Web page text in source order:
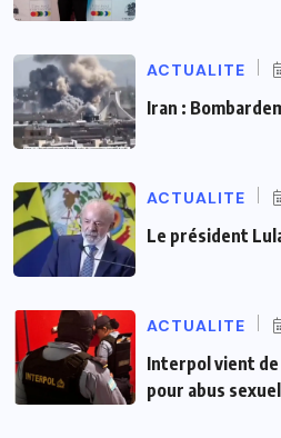
ACTUALITE
Iran :
ACTUALITE
Le président
ACTUALITE
Interpol vient
pour abus